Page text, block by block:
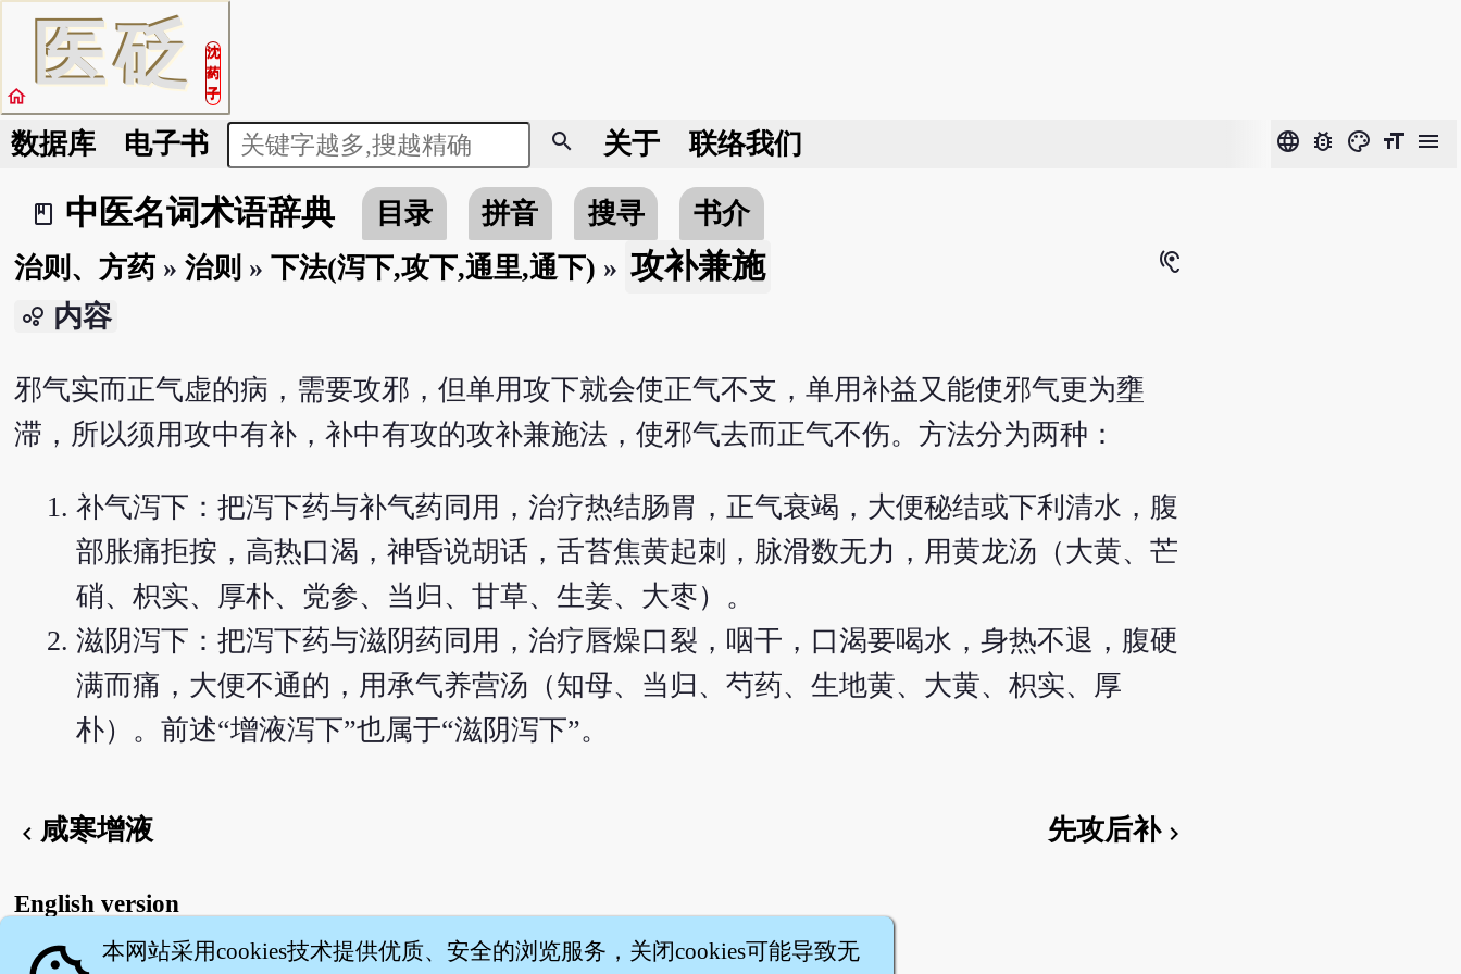
医砭
沈
药
子
home
数据库 电子书 search 关于 联络我们 language bug_report color_lens format_size menu
book_2
中医名词术语辞典 目录 拼音 搜寻
书介
治则、方药» 治则 » 下法(泻下,攻下,通里,通下) » 攻补兼施 hearing
bubble_chart 内容
邪气实而正气虚的病，需要攻邪，但单用攻下就会使正气不支，单用补益又能使邪气更为壅
滞，所以须用攻中有补，补中有攻的攻补兼施法，使邪气去而正气不伤。方法分为两种：
补气泻下：把泻下药与补气药同用，治疗热结肠胃，正气衰竭，大便秘结或下利清水，腹
部胀痛拒按，高热口渴，神昏说胡话，舌苔焦黄起刺，脉滑数无力，用黄龙汤（大黄、芒
硝、枳实、厚朴、党参、当归、甘草、生姜、大枣）。
滋阴泻下：把泻下药与滋阴药同用，治疗唇燥口裂，咽干，口渴要喝水，身热不退，腹硬
满而痛，大便不通的，用承气养营汤（知母、当归、芍药、生地黄、大黄、枳实、厚
朴）。前述“增液泻下”也属于“滋阴泻下”。
chevron_left 咸寒增液 先攻后补chevron_right
English version
本网站采用cookies技术提供优质、安全的浏览服务，关闭cookies可能导致无